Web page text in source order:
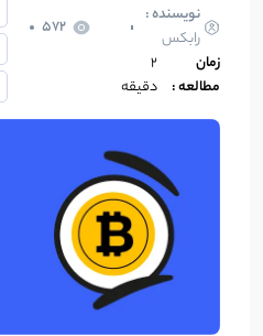
نویسنده :
رابکس
572
زمان
مطالعه :
2
دقیقه